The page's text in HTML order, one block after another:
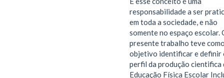
responsabilidade a ser
em toda a sociedade, e não
somente no espaço escolar.
presente trabalho teve
objetivo identificar e definir
perfil da produção cientifica
Educação Física Escolar